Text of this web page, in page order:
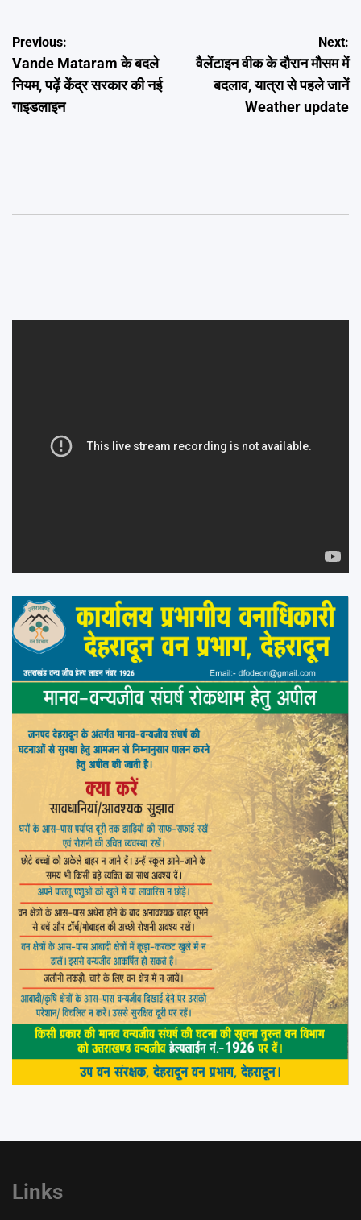
Post
navigation
Previous:
Vande Mataram के बदले
नियम, पढ़ें केंद्र सरकार की नई
गाइडलाइन
Next:
वैलेंटाइन वीक के दौरान मौसम में
बदलाव, यात्रा से पहले जानें
Weather update
Links